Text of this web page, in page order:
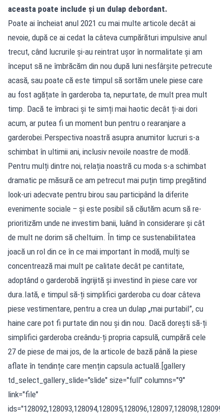
aceasta poate include și un dulap debordant.
Poate ai încheiat anul 2021 cu mai multe articole decât ai
nevoie, după ce ai cedat la câteva cumpărături impulsive anul
trecut, când lucrurile și-au reintrat ușor în normalitate și am
început să ne îmbrăcăm din nou după luni nesfârșite petrecute
acasă, sau poate că este timpul să sortăm unele piese care
au fost agățate în garderoba ta, nepurtate, de mult prea mult
timp. Dacă te îmbraci și te simți mai haotic decât ți-ai dori
acum, ar putea fi un moment bun pentru o rearanjare a
garderobei.Perspectiva noastră asupra anumitor lucruri s-a
schimbat în ultimii ani, inclusiv nevoile noastre de modă.
Pentru mulți dintre noi, relația noastră cu moda s-a schimbat
dramatic pe măsură ce am petrecut mai puțin timp pregătind
look-uri adecvate pentru birou sau participând la diferite
evenimente sociale – și este posibil să căutăm acum să re-
prioritizăm unde ne investim banii, luând în considerare și cât
de mult ne dorim să cheltuim. În timp ce sustenabilitatea
joacă un rol din ce în ce mai important în modă, mulți se
concentrează mai mult pe calitate decât pe cantitate,
adoptând o garderobă îngrijită și investind în piese care vor
dura.Iată, e timpul să-ți simplifici garderoba cu doar câteva
piese vestimentare, pentru a crea un dulap „mai purtabil”, cu
haine care pot fi purtate din nou și din nou. Dacă dorești să-ți
simplifici garderoba creându-ți propria capsulă, cumpără cele
27 de piese de mai jos, de la articole de bază până la piese
aflate în tendințe care mențin capsula actuală.[gallery
td_select_gallery_slide="slide" size="full" columns="9"
link="file"